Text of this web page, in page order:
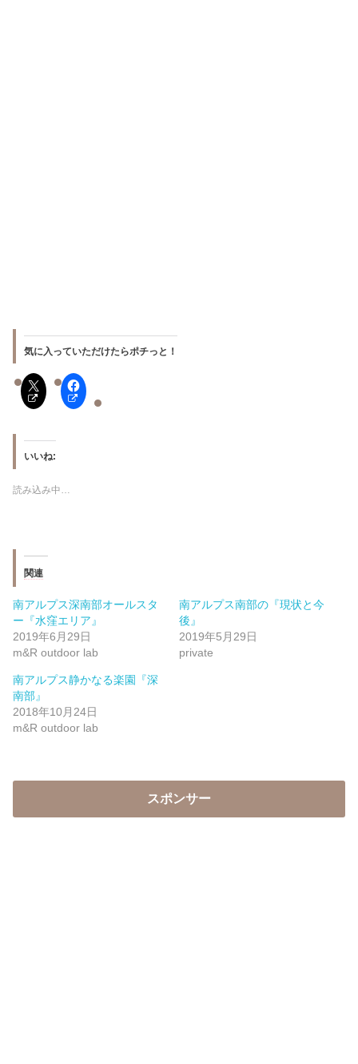
気に入っていただけたらポチっと！
いいね:
読み込み中…
関連
南アルプス深南部オールスタ
ー『水窪エリア』
2019年6月29日
m&R outdoor lab
南アルプス南部の『現状と今
後』
2019年5月29日
private
南アルプス静かなる楽園『深
南部』
2018年10月24日
m&R outdoor lab
スポンサー